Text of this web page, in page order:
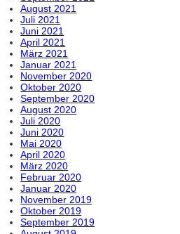
August 2021
Juli 2021
Juni 2021
April 2021
März 2021
Januar 2021
November 2020
Oktober 2020
September 2020
August 2020
Juli 2020
Juni 2020
Mai 2020
April 2020
März 2020
Februar 2020
Januar 2020
November 2019
Oktober 2019
September 2019